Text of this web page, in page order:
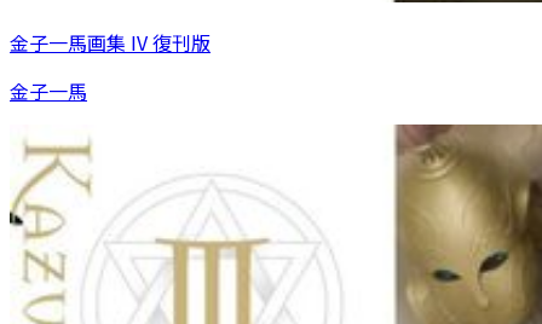
金子一馬画集 IV 復刊版
金子一馬